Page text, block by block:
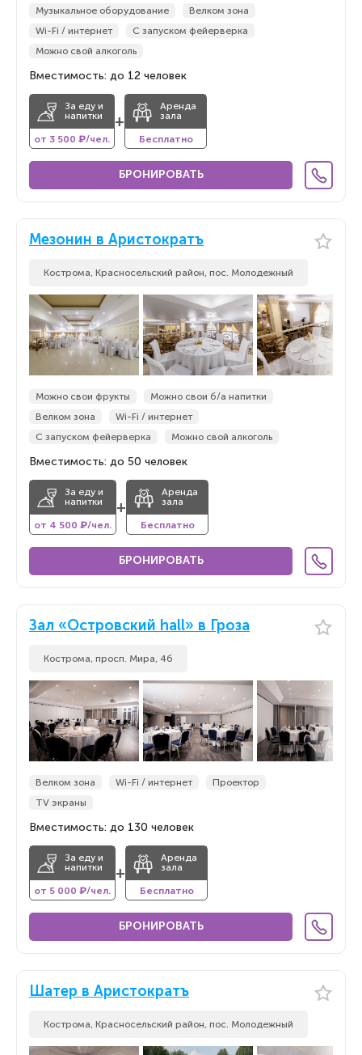
Музыкальное оборудование
Велком зона
Wi-Fi / интернет
С запуском фейерверка
Можно свой алкоголь
Вместимость: до 12 человек
За еду и
напитки
от 3 500 ₽/чел.
+
Аренда
зала
Бесплатно
БРОНИРОВАТЬ
Мезонин в Аристократъ
Кострома, Красносельский район, пос. Молодежный
Можно свои фрукты
Можно свои б/а напитки
Велком зона
Wi-Fi / интернет
С запуском фейерверка
Можно свой алкоголь
Вместимость: до 50 человек
За еду и
напитки
от 4 500 ₽/чел.
+
Аренда
зала
Бесплатно
БРОНИРОВАТЬ
Зал «Островский hall» в Гроза
Кострома, просп. Мира, 4б
Велком зона Wi-Fi / интернет
Проектор
TV экраны
Вместимость: до 130 человек
За еду и
напитки
от 5 000 ₽/чел.
+
Аренда
зала
Бесплатно
БРОНИРОВАТЬ
Шатер в Аристократъ
Кострома, Красносельский район, пос. Молодежный